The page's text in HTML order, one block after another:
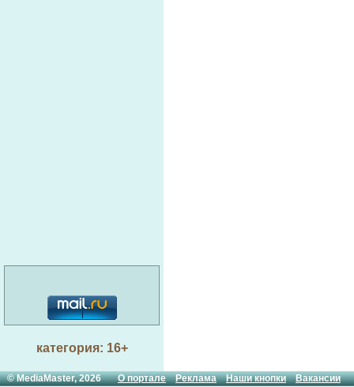
категория: 16+
© MediaMaster, 2026О портале Реклама Наши кнопки Вакансии